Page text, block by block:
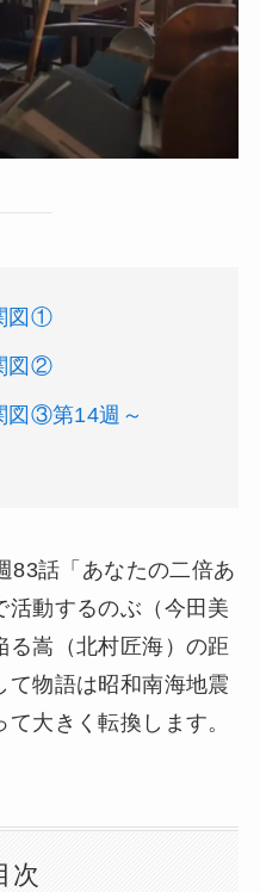
図①
図②
図③第14週～
83話「あなたの二倍あ
活動するのぶ（今田美
る嵩（北村匠海）の距
て物語は昭和南海地震
大きく転換します。
次